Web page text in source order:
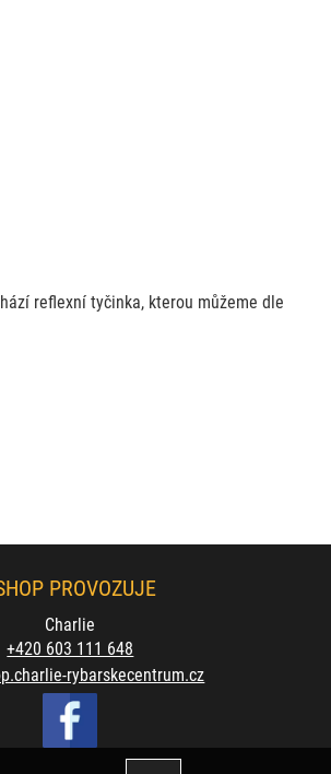
reflexní tyčinka, kterou můžeme dle
PROVOZUJE
Charlie
+420 603 111 648
rybarskecentrum.cz